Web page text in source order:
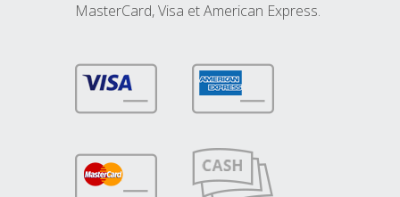
MasterCard, Visa et American Express.